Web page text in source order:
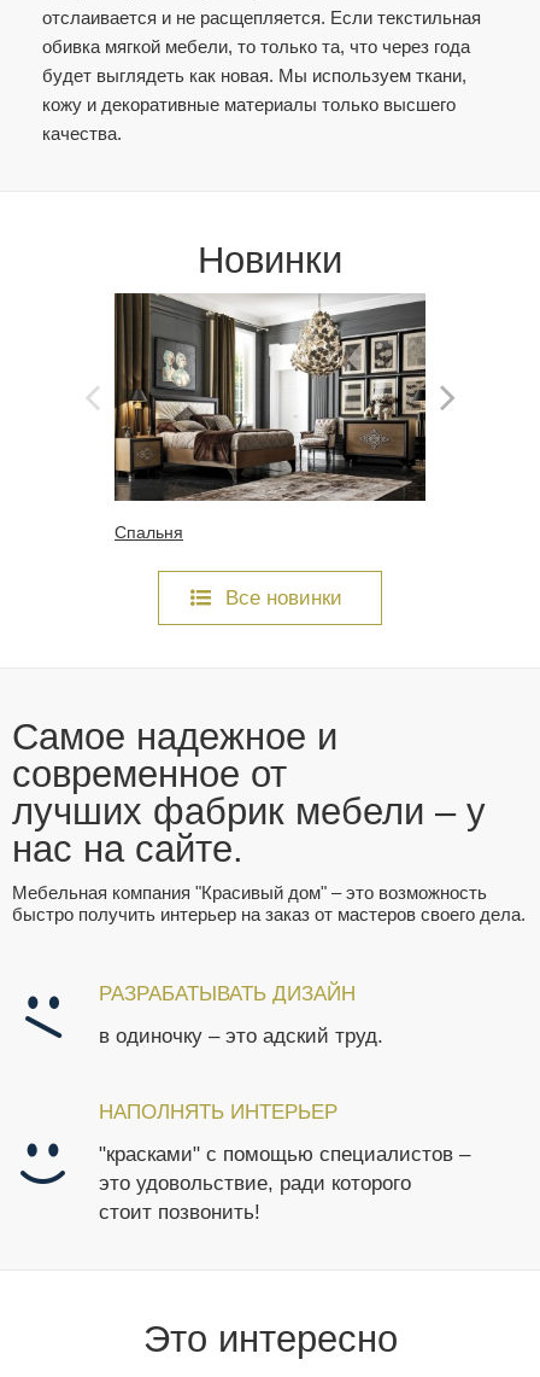
отслаивается и не расщепляется. Если текстильная
обивка мягкой мебели, то только та, что через года
будет выглядеть как новая. Мы используем ткани,
кожу и декоративные материалы только высшего
качества.
Новинки
Спальня
Все новинки
Cамое надежное и
современное от
лучших фабрик мебели – у
нас на сайте.
Мебельная компания "Красивый дом" – это возможность
быстро получить интерьер на заказ от мастеров своего дела.
РАЗРАБАТЫВАТЬ ДИЗАЙН
в одиночку – это адский труд.
НАПОЛНЯТЬ ИНТЕРЬЕР
"красками" с помощью специалистов –
это удовольствие, ради которого
стоит позвонить!
Это интересно